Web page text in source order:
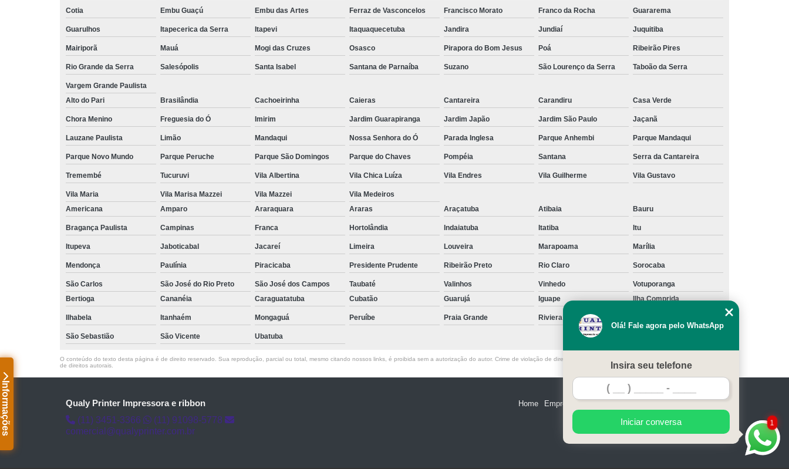
Informações
Cotia Embu Guaçú Embu das Artes Ferraz de Vasconcelos Francisco Morato Franco da Rocha Guararema
Guarulhos Itapecerica da Serra Itapevi Itaquaquecetuba Jandira Jundiaí Juquitiba
Mairiporã Mauá Mogi das Cruzes Osasco Pirapora do Bom Jesus Poá Ribeirão Pires
Rio Grande da Serra Salesópolis Santa Isabel Santana de Parnaíba Suzano São Lourenço da Serra Taboão da Serra
Vargem Grande Paulista
Alto do Pari
Brasilândia Cachoeirinha Caieras Cantareira Carandiru Casa Verde
Chora Menino Freguesia do Ó Imirim Jardim Guarapiranga Jardim Japão Jardim São Paulo Jaçanã
Lauzane Paulista Limão Mandaqui Nossa Senhora do Ó Parada Inglesa Parque Anhembi Parque Mandaqui
Parque Novo Mundo Parque Peruche Parque São Domingos Parque do Chaves Pompéia Santana Serra da Cantareira
Tremembé Tucuruvi Vila Albertina Vila Chica Luíza Vila Endres Vila Guilherme Vila Gustavo
Vila Maria Vila Marisa Mazzei Vila Mazzei
Vila Medeiros
Americana
Amparo Araraquara Araras Araçatuba Atibaia Bauru
Bragança Paulista Campinas Franca Hortolândia Indaiatuba Itatiba Itu
Itupeva Jaboticabal Jacareí Limeira Louveira Marapoama Marília
Mendonça Paulínia Piracicaba Presidente Prudente Ribeirão Preto Rio Claro Sorocaba
São Carlos São José do Rio Preto São José dos Campos Taubaté Valinhos Vinhedo
Votuporanga
Bertioga
Cananéia Caraguatatuba Cubatão Guarujá Iguape Ilha Comprida
Ilhabela Itanhaém Mongaguá Peruíbe Praia Grande Riviera de São Lourenço
São Sebastião São Vicente Ubatuba
O conteúdo do texto desta página é de direito reservado. Sua reprodução, parcial ou total, mesmo citando nossos links, é proibida sem a autorização do autor. Crime de violação de direito autoral – artigo 184 do Código Penal –
de direitos autorais
Qualy Printer Impressora e ribbon
(11) 3451-3366
(11) 91098-5778
comercial@qualyprinter.com.br
Home Empresa
1
Olá! Fale agora pelo WhatsApp
Insira seu telefone
Iniciar conversa